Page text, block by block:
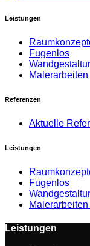
Leistungen
Fugenlos
Referenzen
Aktuelle
Leistungen
Fugenlos
Leistungen